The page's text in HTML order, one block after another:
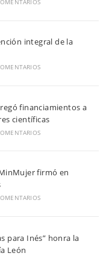
integral de la
financiamientos a
científicas
firmó en
para Inés” honra la
León